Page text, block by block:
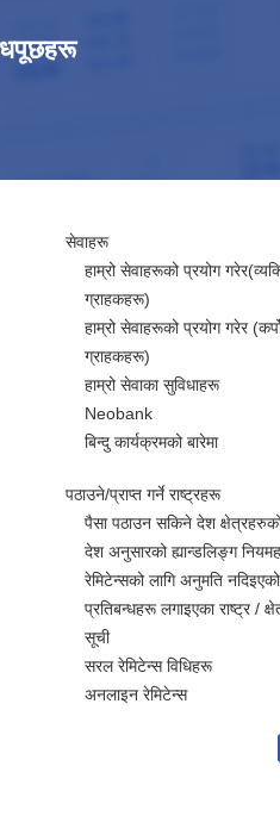
सेवाहरू
हाम्रो सेवाहरूको प्रयोग
ग्राहकहरू)
हाम्रो सेवाहरूको प्रयोग गरेर
ग्राहकहरू)
हाम्रो सेवाका सुविधाहरू
Neobank
बिन्दु कार्यक्रमको बारेमा
पठाउने/प्राप्त गर्ने राष्ट्रहरू
पैसा पठाउन सकिने देश
देश अनुसारको ह्यान्डलिङ्ग
रेमिटेन्सको लागि अनुमति
प्रतिबन्धहरू लगाइएका राष्ट्र /
सूची
सरल रेमिटेन्स विधिहरू
अनलाइन रेमिटेन्स